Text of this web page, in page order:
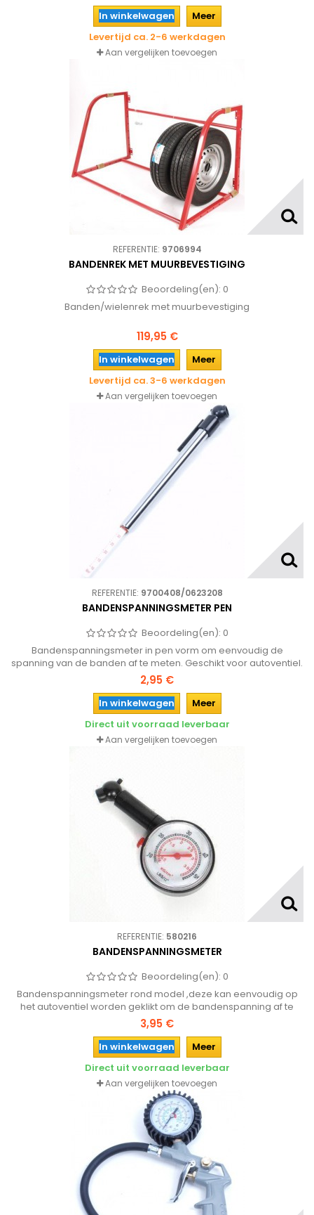
liggen.
In winkelwagen
Meer
Levertijd ca. 2-6 werkdagen
Aan vergelijken toevoegen
REFERENTIE: 9706994
BANDENREK MET MUURBEVESTIGING
Beoordeling(en): 0
Banden/wielenrek met muurbevestiging
119,95 €
In winkelwagen
Meer
Levertijd ca. 3-6 werkdagen
Aan vergelijken toevoegen
REFERENTIE: 9700408/0623208
BANDENSPANNINGSMETER PEN
Beoordeling(en): 0
Bandenspanningsmeter in pen vorm om eenvoudig de
spanning van de banden af te meten. Geschikt voor autoventiel.
Een goede bandenspanning zorgt voor minder slijtage van de
banden en een lager brandstofverbruik!
2,95 €
In winkelwagen
Meer
Direct uit voorraad leverbaar
Aan vergelijken toevoegen
REFERENTIE: 580216
BANDENSPANNINGSMETER
Beoordeling(en): 0
Bandenspanningsmeter rond model ,deze kan eenvoudig op
het autoventiel worden geklikt om de bandenspanning af te
lezen. Bespaar eenvoudig brandstof en voorkom onnodige
slijtage aan de banden!
3,95 €
In winkelwagen
Meer
Direct uit voorraad leverbaar
Aan vergelijken toevoegen